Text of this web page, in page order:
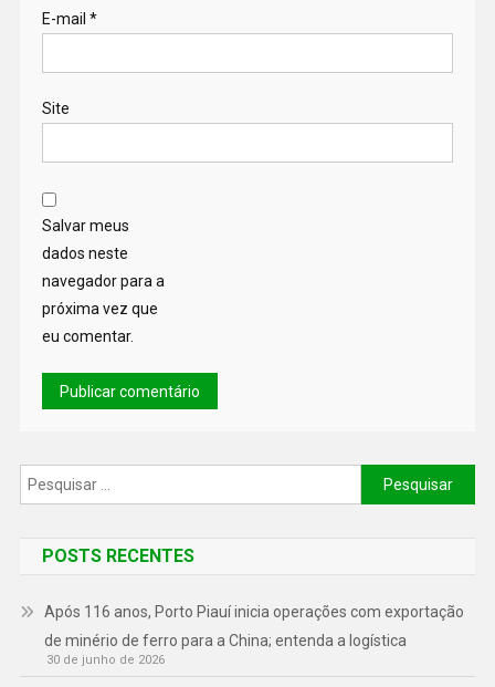
E-mail *
Site
Salvar meus
dados neste
navegador para a
próxima vez que
eu comentar.
POSTS RECENTES
Após 116 anos, Porto Piauí inicia operações com exportação
de minério de ferro para a China; entenda a logística
30 de junho de 2026